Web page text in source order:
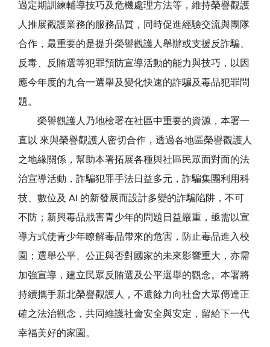
過定期訓練輔導技巧及危機處理方法等，維持榮譽觀護
人推展觀護業務的服務品質，同時促進經驗交流與團隊
合作，最重要的是提升榮譽觀護人舉辦或支援反詐騙、
反毒、反賄選等犯罪預防宣導活動的能力與技巧，以因
應今年度的九合一選舉及變化快速的詐騙及毒品犯罪問
題。
榮譽觀護人乃地檢署在社區中重要的資源，本署一
直以 來與榮譽觀護人密切合作，透過各地區榮譽觀護人
之地緣關係，幫助本署拓展各種與社區民眾面對面的法
治宣導活動，詐騙犯罪手法日益多元，詐騙集團利用科
技、數位及 AI 的新發展而設計多變的詐騙陷阱，不可
不防；新興毒品戕害青少年的問題日益嚴重，亟需以宣
導方式使青少年瞭解毒品帶來的危害，防止毒品進入校
園；選舉公平、公正與否對國家的未來影響重大，亦需
加強宣導，建立民眾反賄選及公平選舉的觀念。本署將
持續攜手新北榮譽觀護人，不遺餘力向社會大眾傳達正
確之法治觀念，共同維護社會安全與安定，留給下一代
幸福美好的家園。